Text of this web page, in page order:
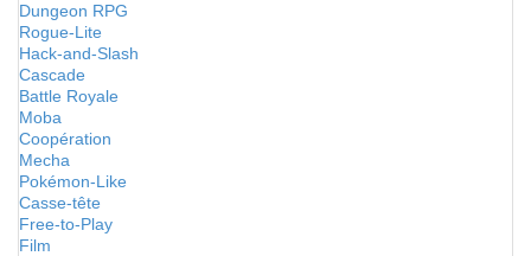
Dungeon RPG
Rogue-Lite
Hack-and-Slash
Cascade
Battle Royale
Moba
Coopération
Mecha
Pokémon-Like
Casse-tête
Free-to-Play
Film